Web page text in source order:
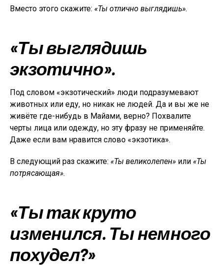
Вместо этого скажите: «Ты отлично выглядишь».
«Ты выглядишь
экзотично».
Под словом «экзотический» люди подразумевают
животных или еду, но никак не людей. Да и вы же не
живёте где-нибудь в Майами, верно? Похвалите
черты лица или одежду, но эту фразу не применяйте.
Даже если вам нравится слово «экзотика».
В следующий раз скажите: «Ты великолепен» или «Ты
потрясающая».
«Ты так круто
изменился. Ты немного
похудел?»